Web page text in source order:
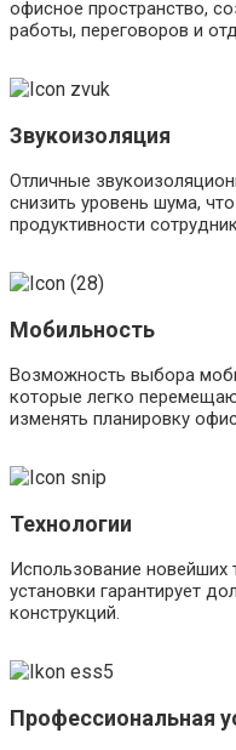
офисное пространство,
работы, переговоров и
Звукоизоляция
Отличные
снизить уровень шума,
продуктивности
Мобильность
Возможность выбора
которые легко
изменять планировку
Технологии
Использование новейших
установки гарантирует
конструкций.
Профессиональная